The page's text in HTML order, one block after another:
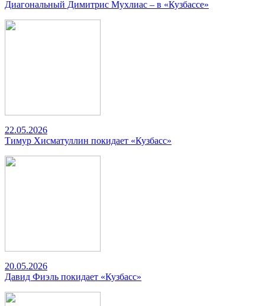
Диагональный Димитрис Мухлиас – в «Кузбассе»
22.05.2026
Тимур Хисматуллин покидает «Кузбасс»
20.05.2026
Давид Фиэль покидает «Кузбасс»